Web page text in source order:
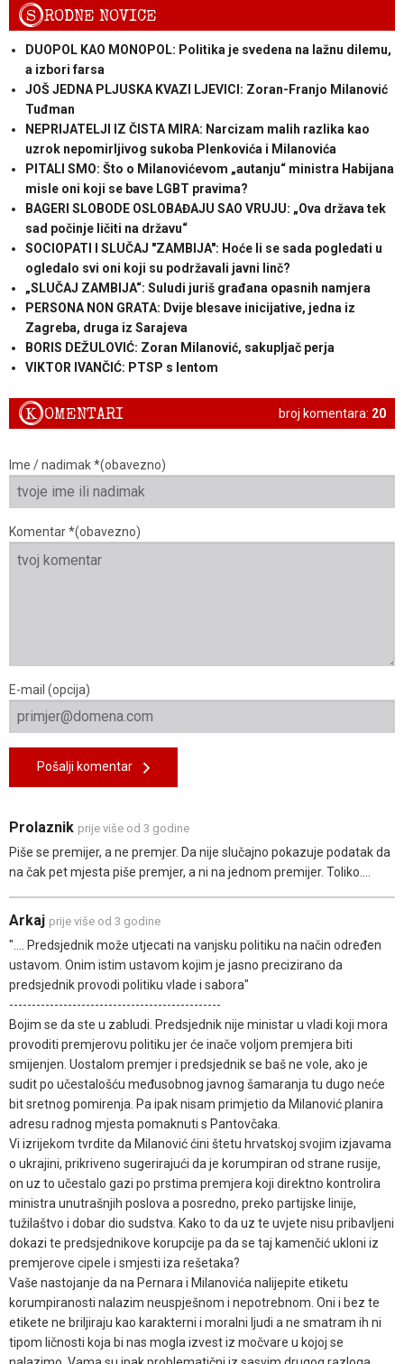
SRODNE NOVICE
DUOPOL KAO MONOPOL: Politika je svedena na lažnu dilemu,
a izbori farsa
JOŠ JEDNA PLJUSKA KVAZI LJEVICI: Zoran-Franjo Milanović
Tuđman
NEPRIJATELJI IZ ČISTA MIRA: Narcizam malih razlika kao
uzrok nepomirljivog sukoba Plenkovića i Milanovića
PITALI SMO: Što o Milanovićevom „autanju“ ministra Habijana
misle oni koji se bave LGBT pravima?
BAGERI SLOBODE OSLOBAĐAJU SAO VRUJU: „Ova država tek
sad počinje ličiti na državu“
SOCIOPATI I SLUČAJ "ZAMBIJA": Hoće li se sada pogledati u
ogledalo svi oni koji su podržavali javni linč?
„SLUČAJ ZAMBIJA“: Suludi juriš građana opasnih namjera
PERSONA NON GRATA: Dvije blesave inicijative, jedna iz
Zagreba, druga iz Sarajeva
BORIS DEŽULOVIĆ: Zoran Milanović, sakupljač perja
VIKTOR IVANČIĆ: PTSP s lentom
broj komentara: 20
KOMENTARI
Ime / nadimak *(obavezno)
Komentar *(obavezno)
E-mail (opcija)
Pošalji komentar
Prolaznik prije više od 3 godine
Piše se premijer, a ne premjer. Da nije slučajno pokazuje podatak da
na čak pet mjesta piše premjer, a ni na jednom premijer. Toliko....
Arkaj prije više od 3 godine
".... Predsjednik može utjecati na vanjsku politiku na način određen
ustavom. Onim istim ustavom kojim je jasno precizirano da
predsjednik provodi politiku vlade i sabora"
-----------------------------------------------
Bojim se da ste u zabludi. Predsjednik nije ministar u vladi koji mora
provoditi premjerovu politiku jer će inače voljom premjera biti
smijenjen. Uostalom premjer i predsjednik se baš ne vole, ako je
sudit po učestalošću međusobnog javnog šamaranja tu dugo neće
bit sretnog pomirenja. Pa ipak nisam primjetio da Milanović planira
adresu radnog mjesta pomaknuti s Pantovčaka.
Vi izrijekom tvrdite da Milanović ćini štetu hrvatskoj svojim izjavama
o ukrajini, prikriveno sugerirajući da je korumpiran od strane rusije,
on uz to učestalo gazi po prstima premjera koji direktno kontrolira
ministra unutrašnjih poslova a posredno, preko partijske linije,
tužilaštvo i dobar dio sudstva. Kako to da uz te uvjete nisu pribavljeni
dokazi te predsjednikove korupcije pa da se taj kamenčić ukloni iz
premjerove cipele i smjesti iza rešetaka?
Vaše nastojanje da na Pernara i Milanovića nalijepite etiketu
korumpiranosti nalazim neuspješnom i nepotrebnom. Oni i bez te
etikete ne briljiraju kao karakterni i moralni ljudi a ne smatram ih ni
tipom ličnosti koja bi nas mogla izvest iz močvare u kojoj se